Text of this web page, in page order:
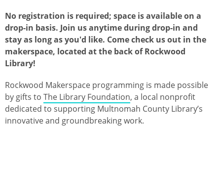
No registration is required; space is available on a
drop-in basis. Join us anytime during drop-in and
stay as long as you'd like. Come check us out in the
makerspace, located at the back of Rockwood
Library!
Rockwood Makerspace programming is made possible
by gifts to The Library Foundation, a local nonprofit
dedicated to supporting Multnomah County Library’s
innovative and groundbreaking work.